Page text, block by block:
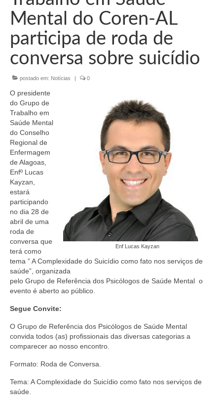
Conselheiros e Diretoria
Câmaras Técnicas
Carta de Serviços ao Cidadão
Governança
Transparência e Prestação de Contas
Eleições
Eleições Triênio 2027-2029
Eleições 2023
Eleições Anteriores
Agenda do presidente
Editais e licitação
Eleições
Fiscalização
Responsabilidade Técnica
Legislações
Decisões
Portarias
Resoluções
Desagravo Público
Mental do Coren-AL
participa de roda de
conversa sobre suicídio
postado em: Notícias | 0
Enf Lucas Kayzan
O presidente
do Grupo de
Trabalho em
Saúde Mental
do Conselho
Regional de
Enfermagem
de Alagoas,
Enfº Lucas
Kayzan,
estará
participando
no dia 28 de
abril de uma
roda de
conversa que
terá como
tema ” A Complexidade do Suicídio como fato nos serviços de
saúde”, organizada
pelo Grupo de Referência dos Psicólogos de Saúde Mental o
evento é aberto ao público.
Segue Convite:
O Grupo de Referência dos Psicólogos de Saúde Mental
convida todos (as) profissionais das diversas categorias a
comparecer ao nosso encontro.
Formato: Roda de Conversa.
Tema: A Complexidade do Suicídio como fato nos serviços de
saúde.